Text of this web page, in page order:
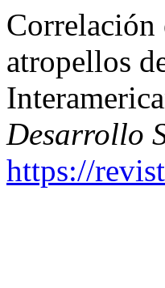
Correlación
atropellos
Desarrollo
https://